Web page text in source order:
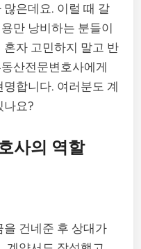
은데요. 이럴 때 갈
만 낭비하는 분들이
자 고민하지 말고 반
산전문변호사에게
합니다. 여러분도 계
나요?
사의 역할
건네준 후 상대가